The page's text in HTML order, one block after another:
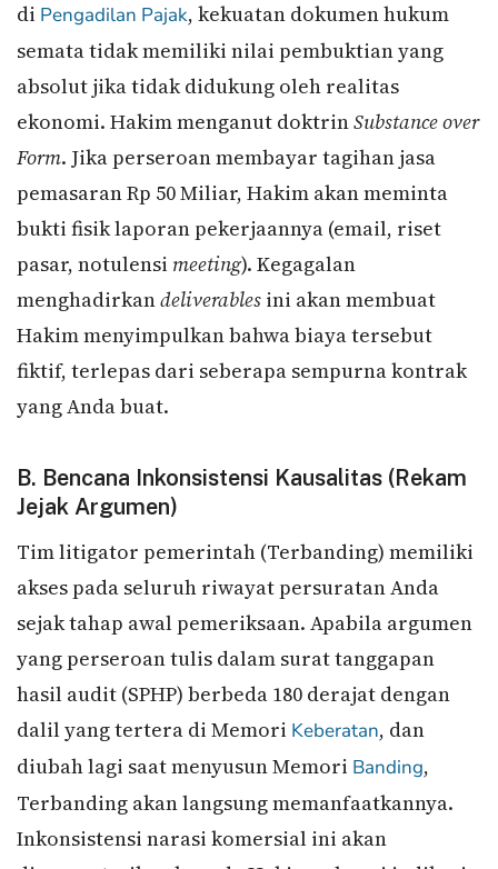
di Pengadilan Pajak, kekuatan dokumen hukum
semata tidak memiliki nilai pembuktian yang
absolut jika tidak didukung oleh realitas
ekonomi. Hakim menganut doktrinSubstance over
Form. Jika perseroan membayar tagihan jasa
pemasaran Rp 50 Miliar, Hakim akan meminta
bukti fisik laporan pekerjaannya (email, riset
pasar, notulensi meeting). Kegagalan
menghadirkandeliverables ini akan membuat
Hakim menyimpulkan bahwa biaya tersebut
fiktif, terlepas dari seberapa sempurna kontrak
yang Anda buat.
B. Bencana Inkonsistensi Kausalitas (Rekam
Jejak Argumen)
Tim litigator pemerintah (Terbanding) memiliki
akses pada seluruh riwayat persuratan Anda
sejak tahap awal pemeriksaan. Apabila argumen
yang perseroan tulis dalam surat tanggapan
hasil audit (SPHP) berbeda 180 derajat dengan
dalil yang tertera di Memori Keberatan, dan
diubah lagi saat menyusun Memori Banding,
Terbanding akan langsung memanfaatkannya.
Inkonsistensi narasi komersial ini akan